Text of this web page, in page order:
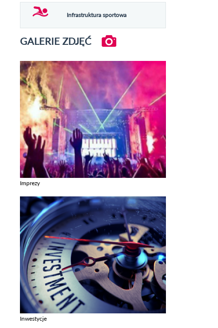
Infrastruktura sportowa
GALERIE ZDJĘĆ
Imprezy
Inwestycje